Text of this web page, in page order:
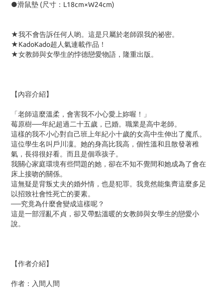
●滑鼠墊 (尺寸：L18cm×W24cm)
★我不會告訴任何人喲。這是只屬於老師跟我的祕密。
★KadoKado超人氣連載作品！
★女教師與女學生的悖德戀愛物語，隆重出版。
【內容介紹】
「老師這麼溫柔，會害我不小心愛上妳喔！」
莓原樹──年紀超過二十五歲，已婚。職業是高中老師。
這樣的我不小心對自己班上年紀小十歲的女高中生伸出了魔爪。
這位學生名叫戶川凜。她的身高比我高，個性溫和且散發著稚
氣，長得很好看。而且是個乖孩子。
我關心家庭環境有些問題的她，卻在不知不覺間和她成為了會在
床上接吻的關係。
這無疑是背叛丈夫的婚外情，也是犯罪。我竟然能集齊這麼多足
以招致社會性死亡的要素。
──究竟為什麼會變成這樣呢？
這是一部淫亂不貞，卻又帶點溫暖的女教師與女學生的戀愛小
說。
【作者介紹】
作者：入間人間